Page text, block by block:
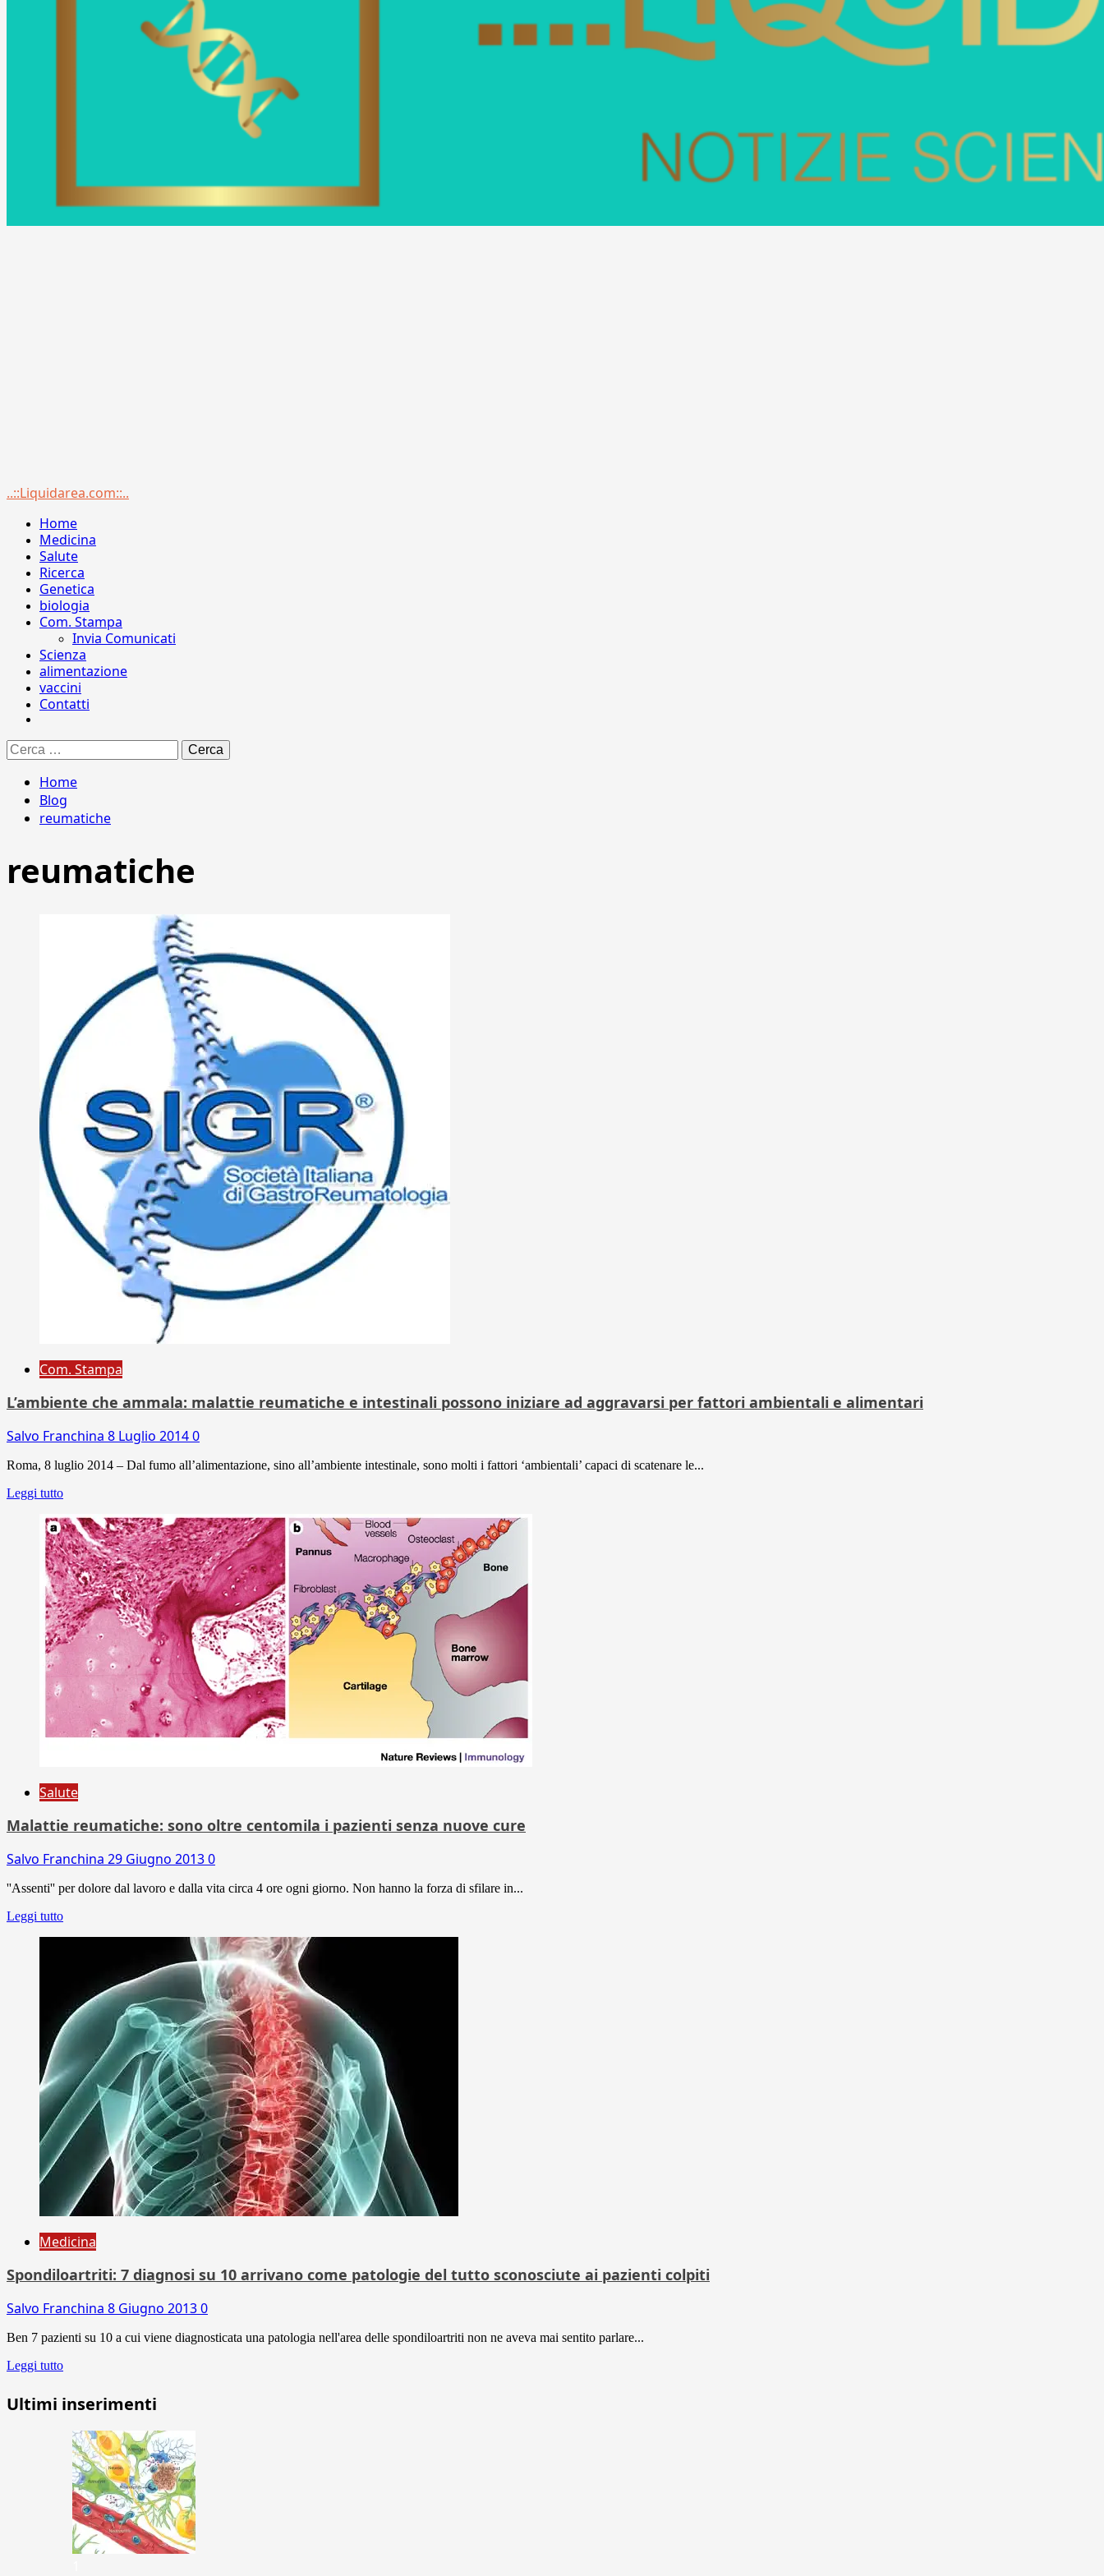
Menu
..::Liquidarea.com::..
Home
Medicina
Salute
Ricerca
Genetica
biologia
Com. Stampa
Invia Comunicati
Scienza
alimentazione
vaccini
Contatti
Ricerca
per:
Home
Blog
reumatiche
reumatiche
Com. Stampa
L’ambiente che ammala: malattie reumatiche e intestinali possono iniziare ad aggravarsi per fattori ambientali e alimentari
Salvo Franchina 8 Luglio 20140
Roma, 8 luglio 2014 – Dal fumo all’alimentazione, sino all’ambiente intestinale, sono molti i fattori ‘ambientali’ capaci di scatenare le...
Leggi tutto
Salute
Malattie reumatiche: sono oltre centomila i pazienti senza nuove cure
Salvo Franchina 29 Giugno 20130
''Assenti'' per dolore dal lavoro e dalla vita circa 4 ore ogni giorno. Non hanno la forza di sfilare in...
Leggi tutto
Medicina
Spondiloartriti: 7 diagnosi su 10 arrivano come patologie del tutto sconosciute ai pazienti colpiti
Salvo Franchina 8 Giugno 20130
Ben 7 pazienti su 10 a cui viene diagnosticata una patologia nell'area delle spondiloartriti non ne aveva mai sentito parlare...
Leggi tutto
Ultimi inserimenti